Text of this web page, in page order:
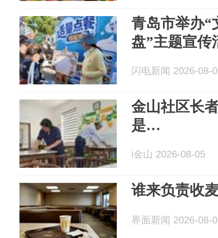
青岛市举办“
盘”主题宣传
闪电新闻 2026-08-
金山社区长
是…
i金山 2026-08-05
谁来负责收
界面新闻 2026-08-